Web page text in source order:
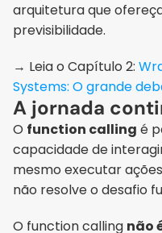
arquitetura que
previsibilidade.
‭→ Leia o Capítulo 2:
Systems: O grande
A jornada
O function calling é
capacidade de
mesmo executar
não resolve o desafio
O function calling não